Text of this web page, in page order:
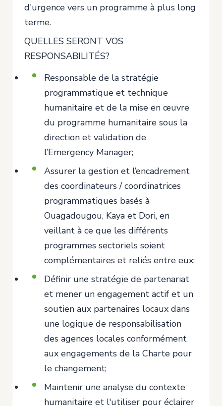
d'urgence vers un programme à plus long
terme.
QUELLES SERONT VOS
RESPONSABILITÉS?
Responsable de la stratégie
programmatique et technique
humanitaire et de la mise en œuvre
du programme humanitaire sous la
direction et validation de
l’Emergency Manager;
Assurer la gestion et l’encadrement
des coordinateurs / coordinatrices
programmatiques basés à
Ouagadougou, Kaya et Dori, en
veillant à ce que les différents
programmes sectoriels soient
complémentaires et reliés entre eux;
Définir une stratégie de partenariat
et mener un engagement actif et un
soutien aux partenaires locaux dans
une logique de responsabilisation
des agences locales conformément
aux engagements de la Charte pour
le changement;
Maintenir une analyse du contexte
humanitaire et l'utiliser pour éclairer